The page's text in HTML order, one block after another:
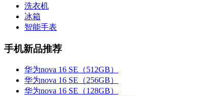
洗衣机
冰箱
智能手表
手机新品推荐
华为nova 16 SE（512GB）
华为nova 16 SE（256GB）
华为nova 16 SE（128GB）